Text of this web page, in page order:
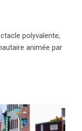
polyvalente,
animée par